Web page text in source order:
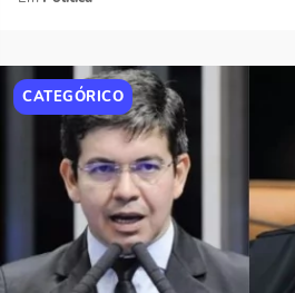
CATEGÓRICO